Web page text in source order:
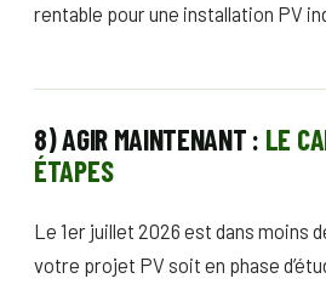
rentable pour une installation PV
8) AGIR MAINTENANT : LE
ÉTAPES
Le 1er juillet 2026 est dans moins
votre projet PV soit en phase